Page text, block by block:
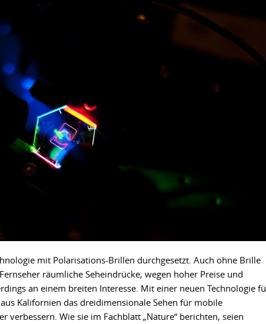
mit Polarisations-Brillen durchgesetzt. Auch ohne Brille
räumliche Seheindrücke, wegen hoher Preise und
an einem breiten Interesse. Mit einer neuen Technologie
Kalifornien das dreidimensionale Sehen für mobile
verbessern. Wie sie im Fachblatt „Nature“ berichten, seien